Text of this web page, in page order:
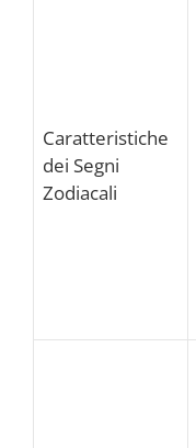
Caratteristiche
dei Segni
Zodiacali